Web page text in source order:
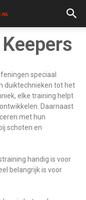
speciaal
duiktechnieken tot het
elke training helpt
Daarnaast
met hun
schoten en
handig is voor
belangrijk is voor